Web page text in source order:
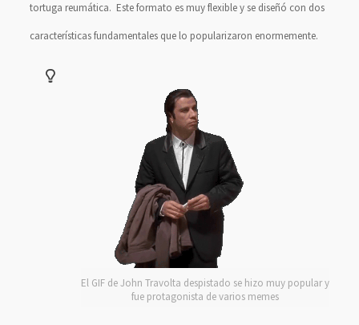
tortuga reumática. Este formato es muy flexible y se diseñó con dos
características fundamentales que lo popularizaron enormemente.
El GIF de John Travolta despistado se hizo muy popular y
fue protagonista de varios memes